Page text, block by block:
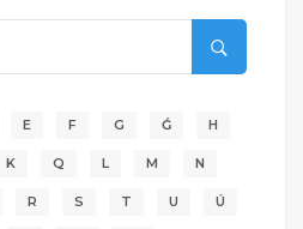
E F G Ǵ H
K Q L M N
R S T U Ú